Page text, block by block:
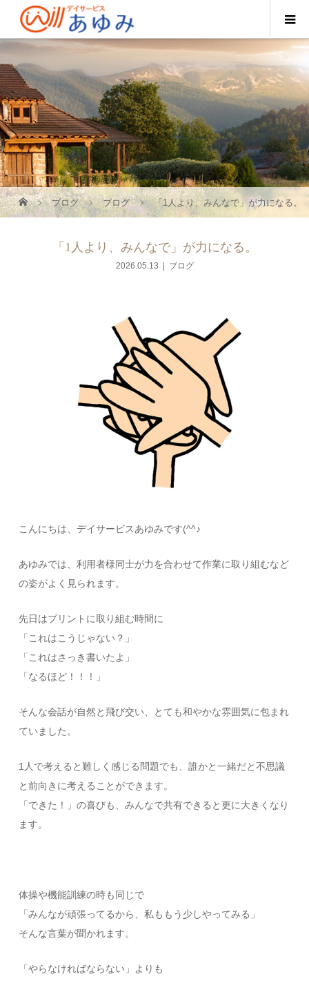
ブログ ブログ 「1人より、みんなで」が力になる。
「1人より、みんなで」が力になる。
2026.05.13 ブログ
こんにちは、デイサービスあゆみです(^^♪
あゆみでは、利用者様同士が力を合わせて作業に取り組むなど
の姿がよく見られます。
先日はプリントに取り組む時間に
「これはこうじゃない？」
「これはさっき書いたよ」
「なるほど！！！」
そんな会話が自然と飛び交い、とても和やかな雰囲気に包まれ
ていました。
1人で考えると難しく感じる問題でも、誰かと一緒だと不思議
と前向きに考えることができます。
「できた！」の喜びも、みんなで共有できると更に大きくなり
ます。
体操や機能訓練の時も同じで
「みんなが頑張ってるから、私ももう少しやってみる」
そんな言葉が聞かれます。
「やらなければならない」よりも